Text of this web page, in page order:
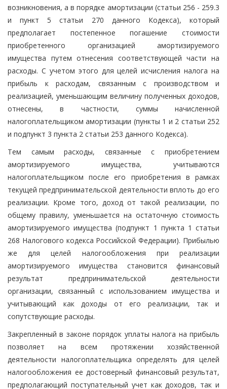
возникновения, а в порядке амортизации (статьи 256 - 259.3
и пункт 5 статьи 270 данного Кодекса), который
предполагает постепенное погашение стоимости
приобретенного организацией амортизируемого
имущества путем отнесения соответствующей части на
расходы. С учетом этого для целей исчисления налога на
прибыль к расходам, связанным с производством и
реализацией, уменьшающим величину полученных доходов,
отнесены, в частности, суммы начисленной
налогоплательщиком амортизации (пункты 1 и 2 статьи 252
и подпункт 3 пункта 2 статьи 253 данного Кодекса).
Тем самым расходы, связанные с приобретением
амортизируемого имущества, учитываются
налогоплательщиком после его приобретения в рамках
текущей предпринимательской деятельности вплоть до его
реализации. Кроме того, доход от такой реализации, по
общему правилу, уменьшается на остаточную стоимость
амортизируемого имущества (подпункт 1 пункта 1 статьи
268 Налогового кодекса Российской Федерации). Прибылью
же для целей налогообложения при реализации
амортизируемого имущества становится финансовый
результат предпринимательской деятельности
организации, связанный с использованием имущества и
учитывающий как доходы от его реализации, так и
сопутствующие расходы.
Закрепленный в законе порядок уплаты налога на прибыль
позволяет на всем протяжении хозяйственной
деятельности налогоплательщика определять для целей
налогообложения ее достоверный финансовый результат,
предполагающий поступательный учет как доходов, так и